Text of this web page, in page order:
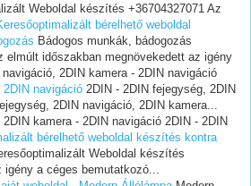
Weboldal készítés +36704327071 Az
bérelhető weboldal
Bádogos munkák, bádogozás
elmúlt időszakban megnövekedett az igény
2DIN kamera - 2DIN navigáció
2DIN navigáció 2DIN - 2DIN fejegység, 2DIN
2DIN navigáció, 2DIN kamera...
kamera - 2DIN navigáció 2DIN - 2DIN
bérelhető weboldal készítés kontra
Weboldal készítés
igény a céges bemutatkozó...